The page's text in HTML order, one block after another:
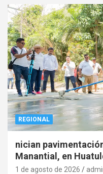
REGIONAL
nician
Manantial, en
1 de agosto de 2026